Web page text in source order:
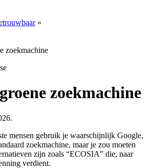
»
zoekmachine
zoekmachine
mensen gebruik je waarschijnlijk Google,
zoekmachine, maar je zou moeten
zijn zoals “ECOSIA” die, naar
verdient.